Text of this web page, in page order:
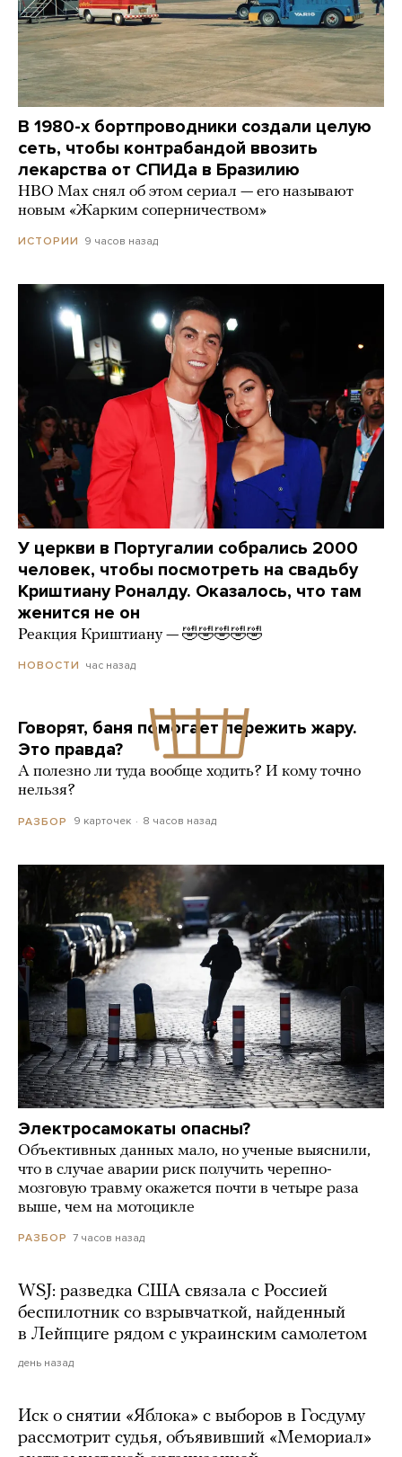
В 1980-х бортпроводники создали целую
сеть, чтобы контрабандой ввозить
лекарства от СПИДа в Бразилию
HBO Max снял об этом сериал — его называют
новым «Жарким соперничеством»
ИСТОРИИ 9 часов назад
У церкви в Португалии собрались 2000
человек, чтобы посмотреть на свадьбу
Криштиану Роналду. Оказалось, что там
женится не он
Реакция Криштиану — 🤣🤣🤣🤣🤣
НОВОСТИ час назад
Говорят, баня помогает пережить жару.
Это правда?
А полезно ли туда вообще ходить? И кому точно
нельзя?
РАЗБОР 9 карточек 8 часов назад
Электросамокаты опасны?
Объективных данных мало, но ученые выяснили,
что в случае аварии риск получить черепно-
мозговую травму окажется почти в четыре раза
выше, чем на мотоцикле
РАЗБОР 7 часов назад
WSJ: разведка США связала с Россией
беспилотник со взрывчаткой, найденный
в Лейпциге рядом с украинским самолетом
день назад
Иск о снятии «Яблока» с выборов в Госдуму
рассмотрит судья, объявивший «Мемориал»